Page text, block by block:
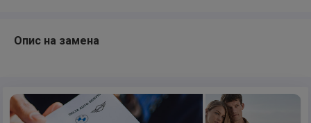
Опис на замена